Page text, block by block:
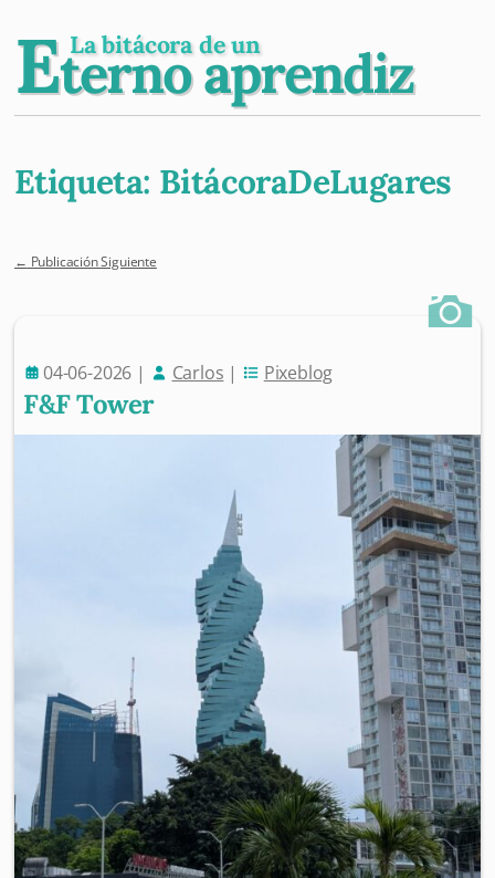
Eterno aprendiz
La bitácora de un
Etiqueta: BitácoraDeLugares
← Publicación Siguiente
04-06-2026 | Carlos | Pixeblog
F&F Tower